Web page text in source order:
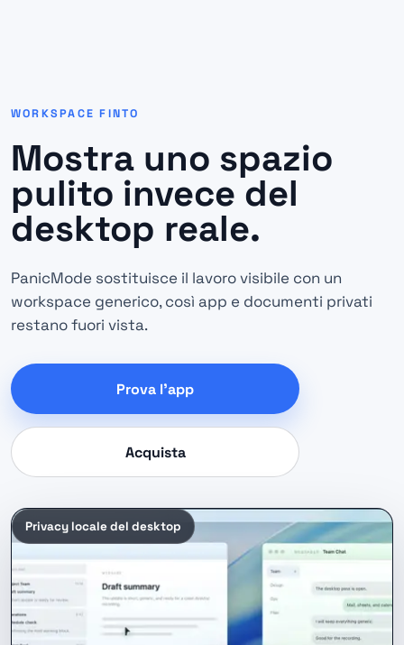
WORKSPACE FINTO
Mostra uno spazio
pulito invece del
desktop reale.
PanicMode sostituisce il lavoro visibile con un
workspace generico, così app e documenti privati
restano fuori vista.
Prova l'app
Acquista
Privacy locale del desktop